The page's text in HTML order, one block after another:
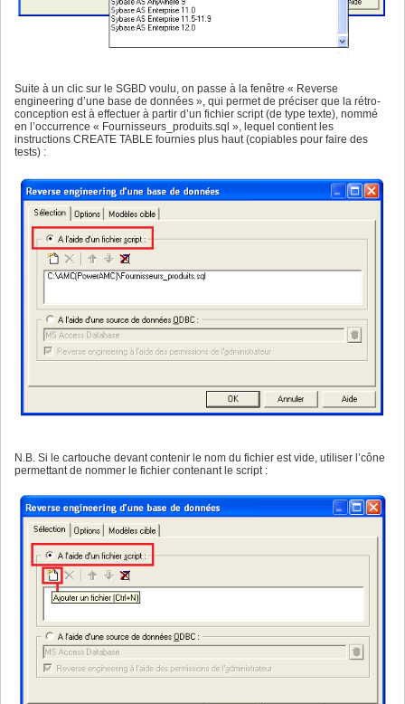
Suite à un clic sur le SGBD voulu, on passe à la fenêtre « Reverse
engineering d’une base de données », qui permet de préciser que la rétro-
conception est à effectuer à partir d’un fichier script (de type texte), nommé
en l’occurrence « Fournisseurs_produits.sql », lequel contient les
instructions CREATE TABLE fournies plus haut (copiables pour faire des
tests) :
N.B. Si le cartouche devant contenir le nom du fichier est vide, utiliser l’cône
permettant de nommer le fichier contenant le script :